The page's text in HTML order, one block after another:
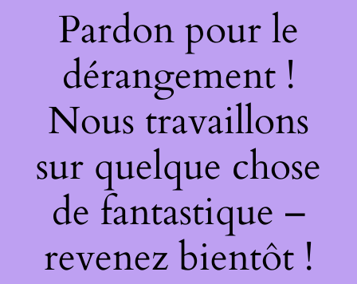
Pardon pour le
dérangement !
Nous travaillons
sur quelque chose
de fantastique –
revenez bientôt !